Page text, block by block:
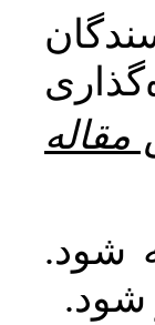
مقاله
شود.
شود.